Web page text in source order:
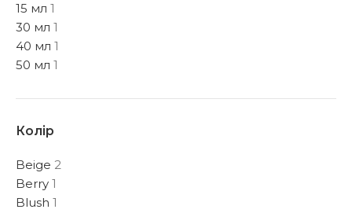
15 мл 1
30 мл 1
40 мл 1
50 мл 1
Колір
Beige 2
Berry 1
Blush 1